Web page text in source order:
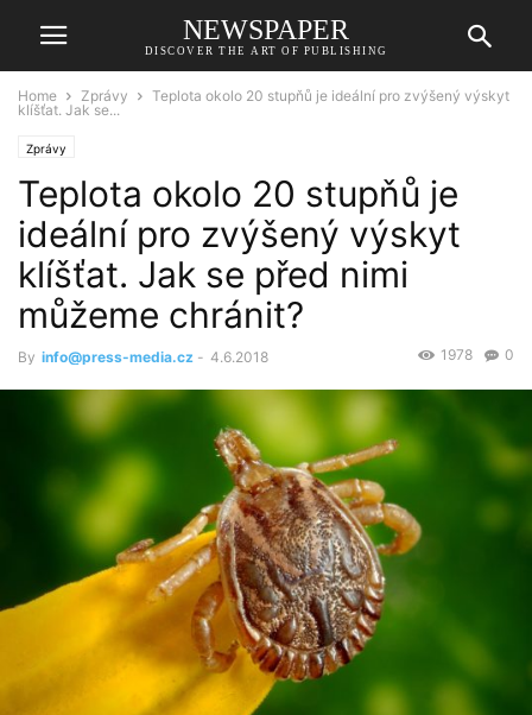
NEWSPAPER
DISCOVER THE ART OF PUBLISHING
Home Zprávy
Teplota okolo 20 stupňů je ideální pro zvýšený výskyt
klíšťat. Jak se...
Zprávy
Teplota okolo 20 stupňů je
ideální pro zvýšený výskyt
klíšťat. Jak se před nimi
můžeme chránit?
By info@press-media.cz - 4.6.2018 0
1978